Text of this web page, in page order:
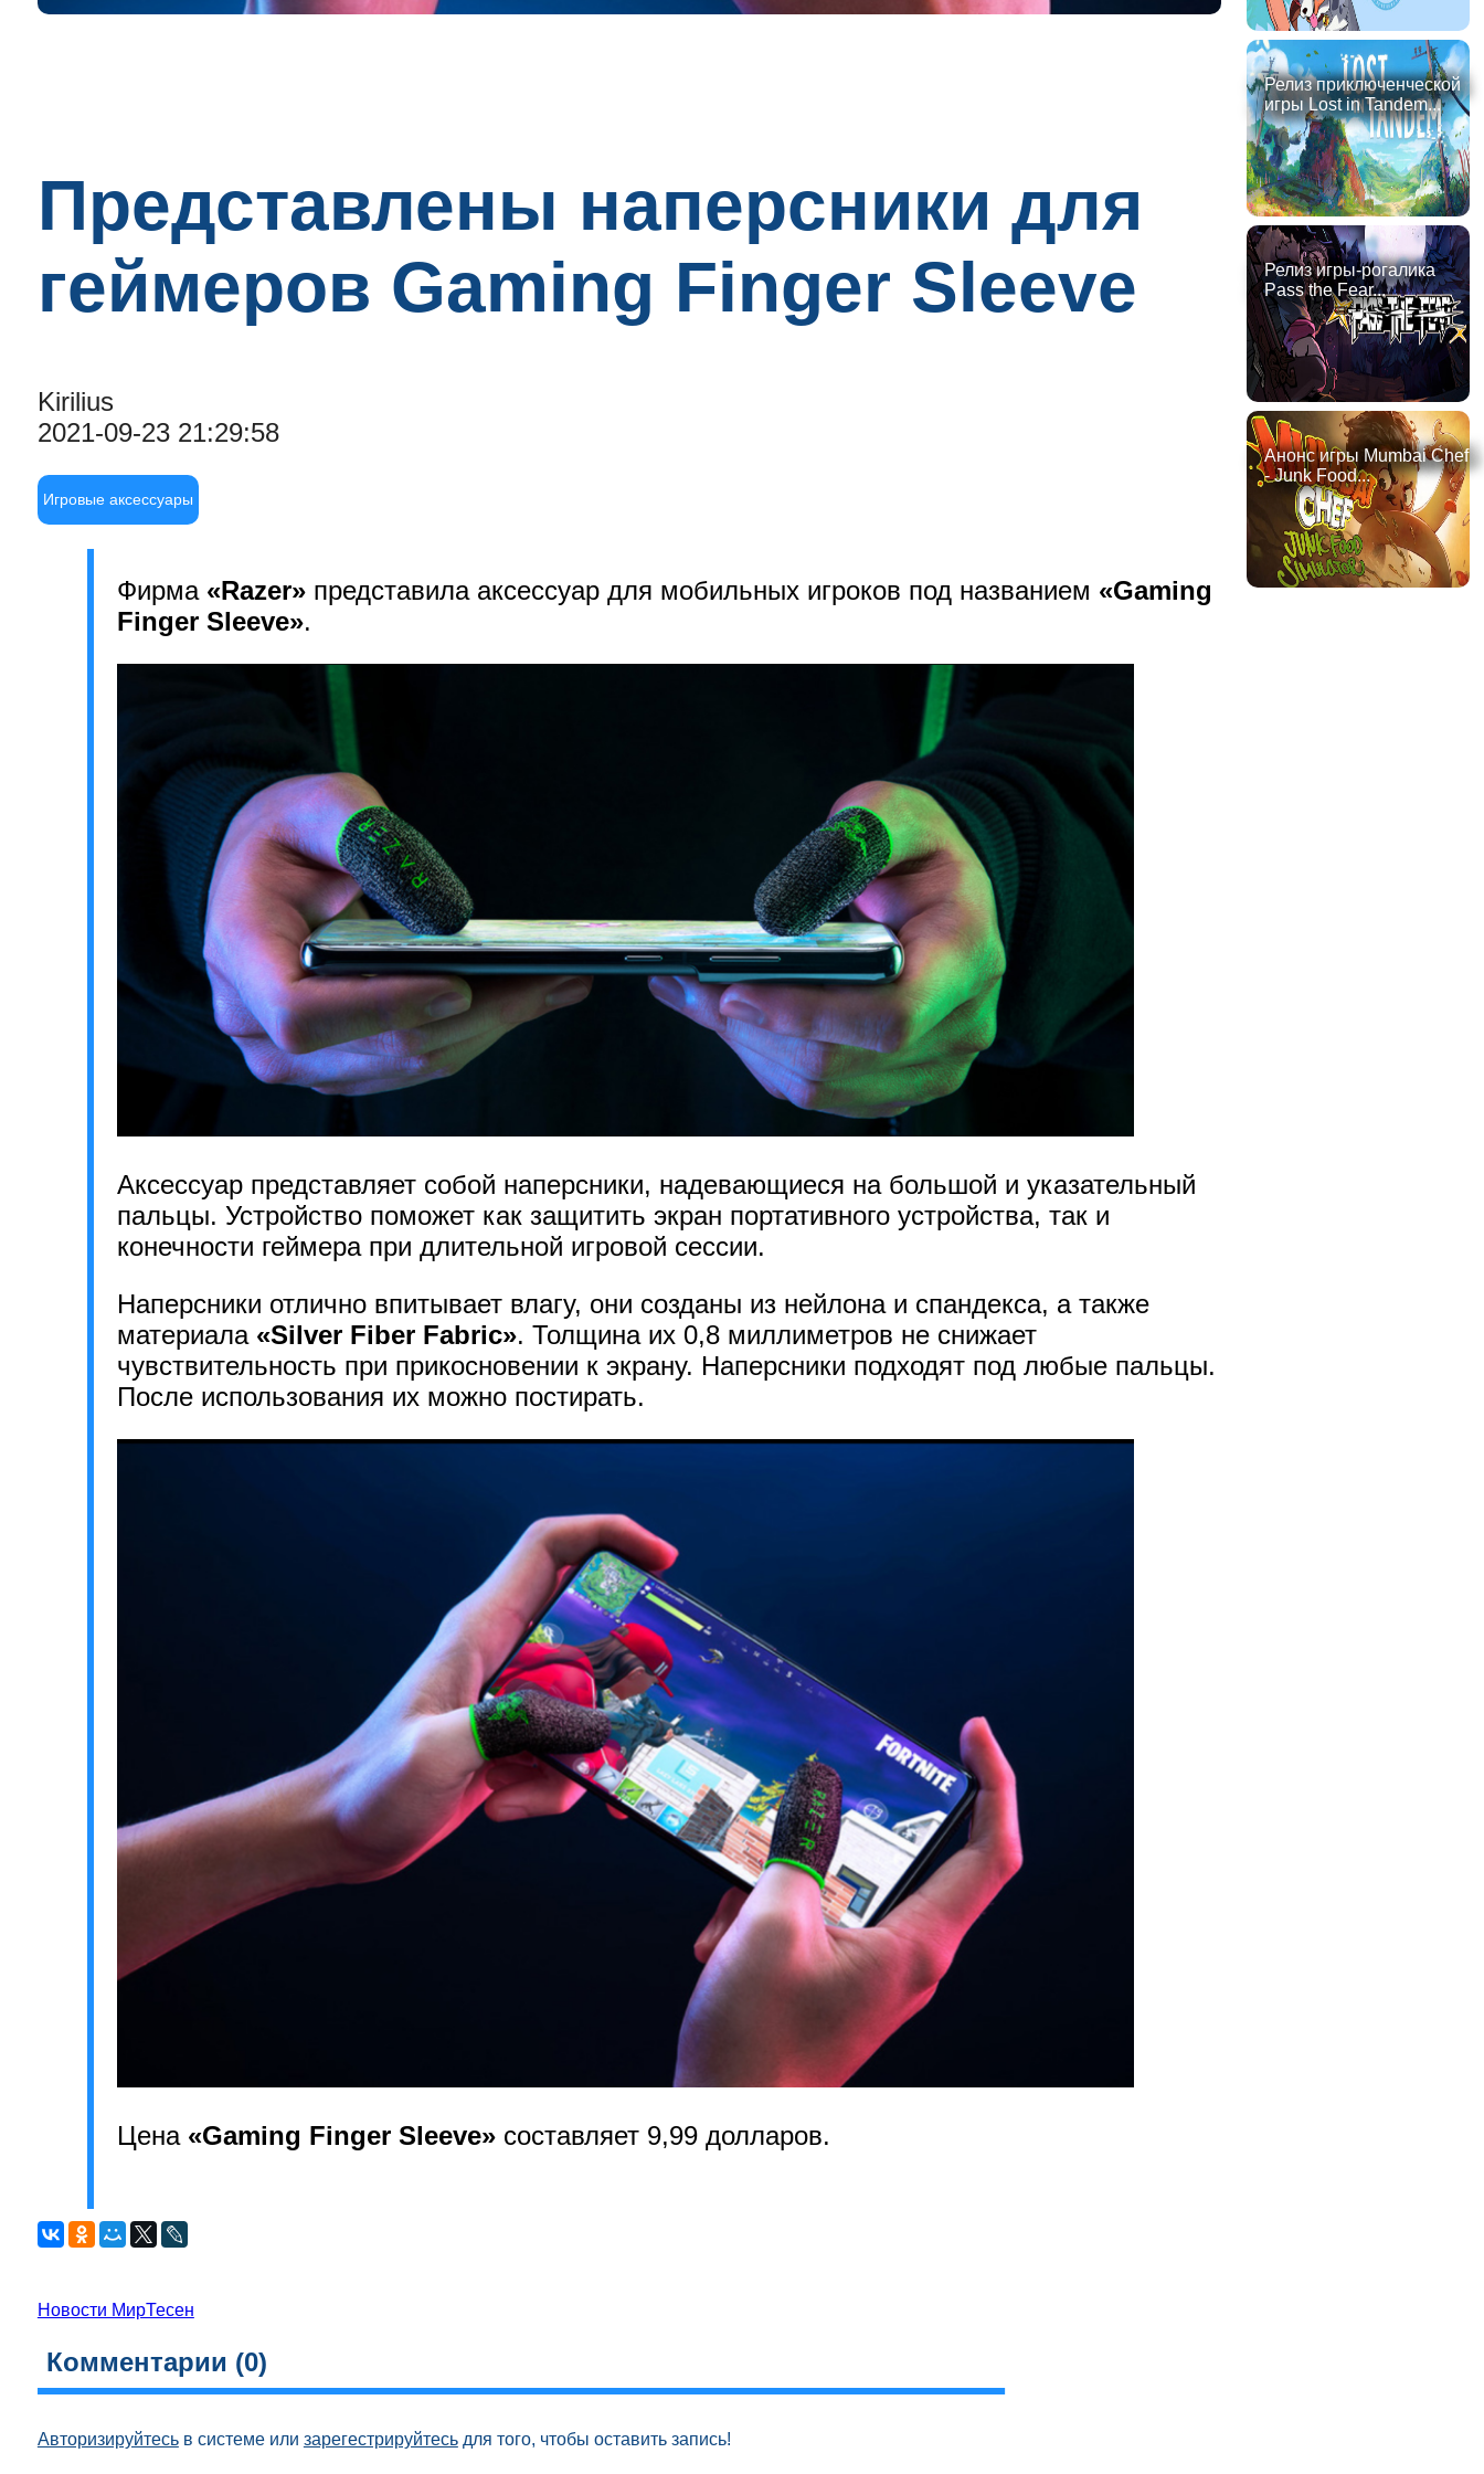
Представлены наперсники для
геймеров Gaming Finger Sleeve
Kirilius
2021-09-23 21:29:58
Игровые аксессуары
Фирма«Razer» представила аксессуар для мобильных игроков под названием «Gaming
Finger Sleeve».
Аксессуар представляет собой наперсники, надевающиеся на большой и указательный
пальцы. Устройство поможет как защитить экран портативного устройства, так и
конечности геймера при длительной игровой сессии.
Наперсники отлично впитывает влагу, они созданы из нейлона и спандекса, а также
материала «Silver Fiber Fabric». Толщина их 0,8 миллиметров не снижает
чувствительность при прикосновении к экрану. Наперсники подходят под любые пальцы.
После использования их можно постирать.
Цена «Gaming Finger Sleeve» составляет 9,99 долларов.
Новости МирТесен
Комментарии (0)
Авторизируйтесьв системе или зарегестрируйтесьдля того, чтобы оставить запись!
Релиз приключенческой
игры Lost in Tandem...
Релиз игры-рогалика
Pass the Fear...
Анонс игры Mumbai Chef
- Junk Food...